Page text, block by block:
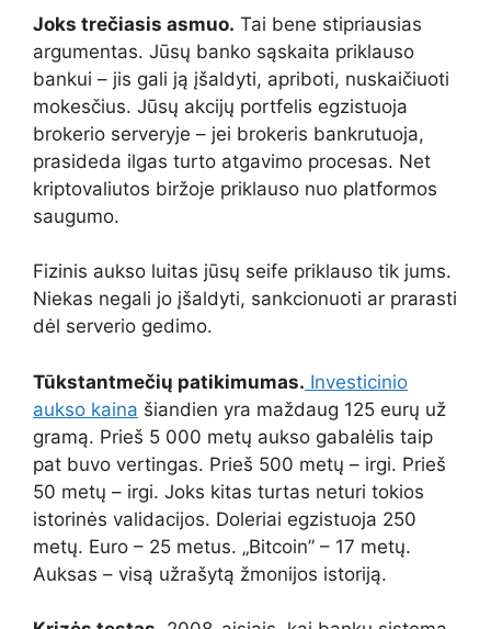
Joks trečiasis asmuo. Tai bene stipriausias
argumentas. Jūsų banko sąskaita priklauso
bankui – jis gali ją įšaldyti, apriboti, nuskaičiuoti
mokesčius. Jūsų akcijų portfelis egzistuoja
brokerio serveryje – jei brokeris bankrutuoja,
prasideda ilgas turto atgavimo procesas. Net
kriptovaliutos biržoje priklauso nuo platformos
saugumo.
Fizinis aukso luitas jūsų seife priklauso tik jums.
Niekas negali jo įšaldyti, sankcionuoti ar prarasti
dėl serverio gedimo.
Tūkstantmečių patikimumas. Investicinio
aukso kaina šiandien yra maždaug 125 eurų už
gramą. Prieš 5 000 metų aukso gabalėlis taip
pat buvo vertingas. Prieš 500 metų – irgi. Prieš
50 metų – irgi. Joks kitas turtas neturi tokios
istorinės validacijos. Doleriai egzistuoja 250
metų. Euro – 25 metus. „Bitcoin” – 17 metų.
Auksas – visą užrašytą žmonijos istoriją.